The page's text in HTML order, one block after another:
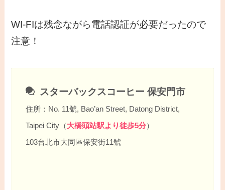
WI-FIは残念ながら電話認証が必要だったので
注意！
スターバックスコーヒー 保安門市
住所：No. 11號, Bao’an Street, Datong District,
Taipei City（大橋頭站駅より徒歩5分）
103台北市大同區保安街11號